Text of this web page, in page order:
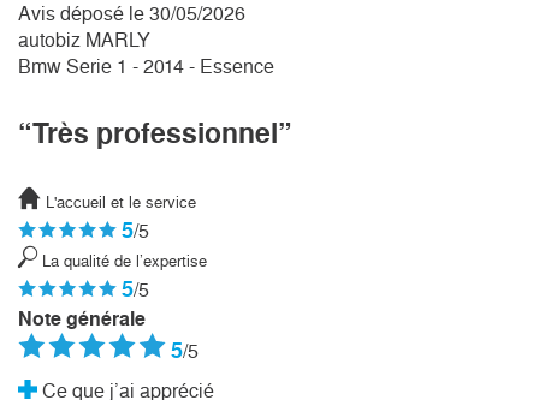
Avis déposé le 30/05/2026
autobiz MARLY
Bmw Serie 1 - 2014 - Essence
“Très professionnel”
L'accueil et le service
5/5
La qualité de l’expertise
5/5
Note générale
5/5
Ce que j’ai apprécié